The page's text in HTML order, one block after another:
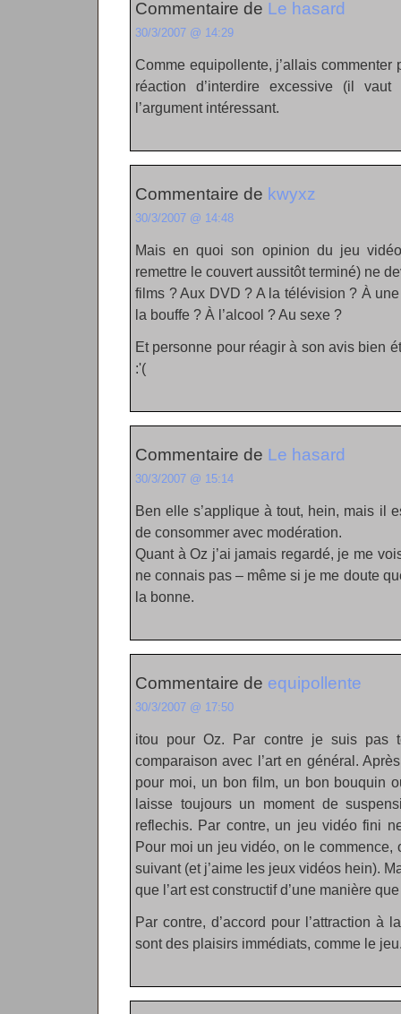
Commentaire de Le hasard
30/3/2007 @ 14:29
Comme equipollente, j’allais
réaction d’interdire excessive (il
l’argument intéressant.
Commentaire de kwyxz
30/3/2007 @ 14:48
Mais en quoi son opinion du jeu
remettre le couvert aussitôt terminé) ne
films ? Aux DVD ? A la télévision ? À
la bouffe ? À l’alcool ? Au sexe ?
Et personne pour réagir à son avis bien
:'(
Commentaire de Le hasard
30/3/2007 @ 15:14
Ben elle s’applique à tout, hein, mais il
de consommer avec modération.
Quant à Oz j’ai jamais regardé, je me
ne connais pas – même si je me doute
la bonne.
Commentaire de equipollente
30/3/2007 @ 17:50
itou pour Oz. Par contre je suis pas
comparaison avec l’art en général.
pour moi, un bon film, un bon bouquin
laisse toujours un moment de
reflechis. Par contre, un jeu vidéo fini
Pour moi un jeu vidéo, on le commence,
suivant (et j’aime les jeux vidéos hein).
que l’art est constructif d’une manière
Par contre, d’accord pour l’attraction à
sont des plaisirs immédiats, comme le